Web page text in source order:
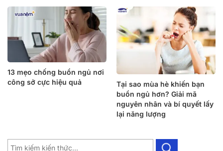
13 mẹo chống buồn ngủ nơi
công sở cực hiệu quả
Tại sao mùa hè khiến bạn
buồn ngủ hơn? Giải mã
nguyên nhân và bí quyết lấy
lại năng lượng